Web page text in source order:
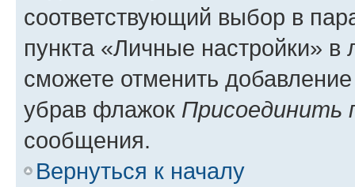
соответствующий выбор в
пункта «Личные настройки»
сможете отменить
убрав флажок Присоединить
сообщения.
Вернуться к началу